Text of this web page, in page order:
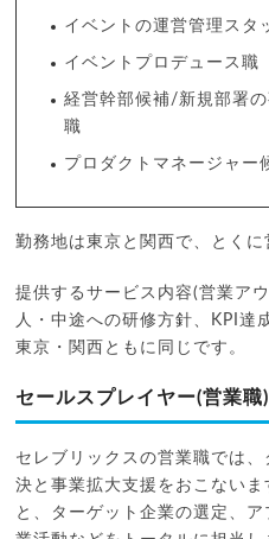
イベントの運営管理スタ
イベントプロデュース職
経営幹部候補/新規部署
職
プロダクトマネージャー
勤務地は東京と関西で、とくに
提供するサービス内容(営業ア
人・中途への研修方針、KPI達
東京・関西ともに同じです。
セールスプレイヤー(営業職)
セレブリックスの営業職では
決と事業拡大支援をおこない
と、ターゲット企業の選定、